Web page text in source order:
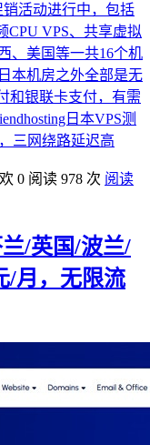
销活动进行中，包括
CPU VPS、共享虚拟
、美国等一共16个机
本机房之外全部是无
和银联卡支付，有需
日本VPS测
三网绕路延迟高
0 阅读 978 次 阅读
/英国/波兰/
/月，无限流